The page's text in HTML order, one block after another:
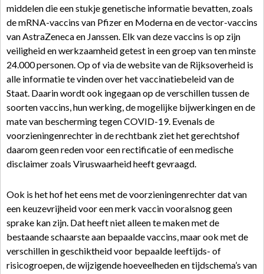
middelen die een stukje genetische informatie bevatten, zoals
de mRNA-vaccins van Pfizer en Moderna en de vector-vaccins
van AstraZeneca en Janssen. Elk van deze vaccins is op zijn
veiligheid en werkzaamheid getest in een groep van ten minste
24.000 personen. Op of via de website van de Rijksoverheid is
alle informatie te vinden over het vaccinatiebeleid van de
Staat. Daarin wordt ook ingegaan op de verschillen tussen de
soorten vaccins, hun werking, de mogelijke bijwerkingen en de
mate van bescherming tegen COVID-19. Evenals de
voorzieningenrechter in de rechtbank ziet het gerechtshof
daarom geen reden voor een rectificatie of een medische
disclaimer zoals Viruswaarheid heeft gevraagd.
Ook is het hof het eens met de voorzieningenrechter dat van
een keuzevrijheid voor een merk vaccin vooralsnog geen
sprake kan zijn. Dat heeft niet alleen te maken met de
bestaande schaarste aan bepaalde vaccins, maar ook met de
verschillen in geschiktheid voor bepaalde leeftijds- of
risicogroepen, de wijzigende hoeveelheden en tijdschema’s van